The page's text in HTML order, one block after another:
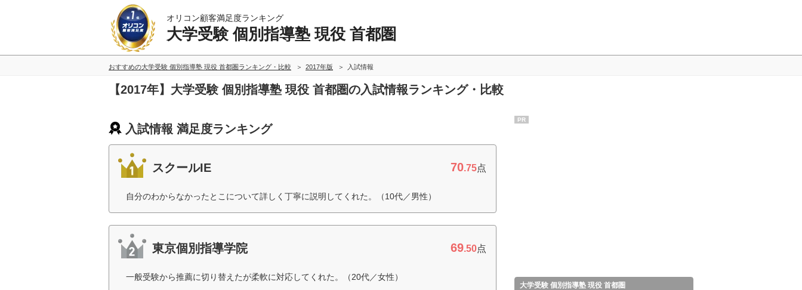
オリコン顧客満足度ランキング
大学受験 個別指導塾 現役 首都圏
おすすめの大学受験 個別指導塾 現役 首都圏ランキング・比較 2017年版 入試情報
【2017年】大学受験 個別指導塾 現役 首都圏の入試情報ランキング・比較
入試情報 満足度ランキング
スクールIE 70.75点
自分のわからなかったとこについて詳しく丁寧に説明してくれた。（10代／男性）
東京個別指導学院 69.50点
一般受験から推薦に切り替えたが柔軟に対応してくれた。（20代／女性）
PR
大学受験 個別指導塾 現役 首都圏